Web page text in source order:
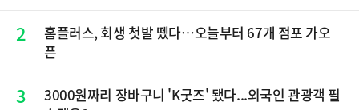
2
홈플러스, 회생 첫발 뗐다…오늘부터 67개 점포 가오
픈
3
3000원짜리 장바구니 'K굿즈' 됐다...외국인 관광객 필